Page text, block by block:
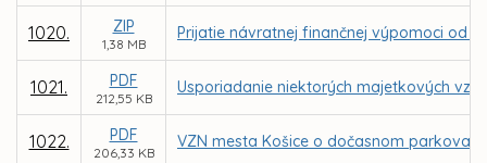
1020. ZIP
1,38 MB
Prijatie návratnej finančnej výpomoci od
1021. PDF
212,55 KB
Usporiadanie niektorých majetkových
1022. PDF
206,33 KB
VZN mesta Košice o dočasnom